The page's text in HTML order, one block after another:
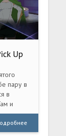
Up
of
пару в
в
и
и